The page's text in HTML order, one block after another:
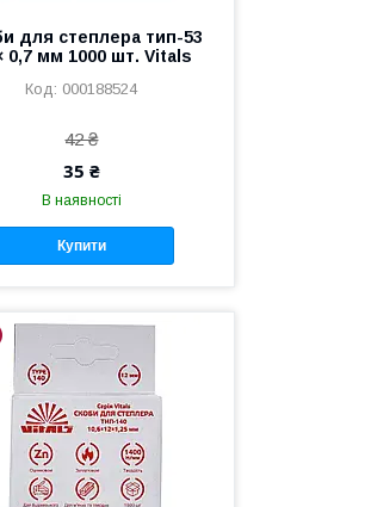
для степлера тип-53
0,7 мм 1000 шт. Vitals
000188524
42 ₴
35 ₴
В наявності
Купити